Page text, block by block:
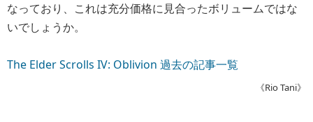
なっており、これは充分価格に見合ったボリュームではな
いでしょうか。
The Elder Scrolls IV: Oblivion 過去の記事一覧
《Rio Tani》